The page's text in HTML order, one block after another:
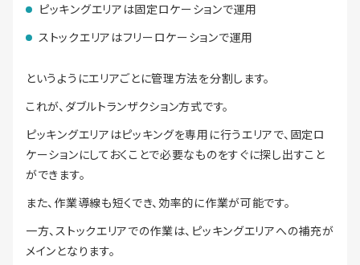
ピッキングエリアは固定ロケーションで運用
ストックエリアはフリーロケーションで運用
というようにエリアごとに管理方法を分割します。
これが、ダブルトランザクション方式です。
ピッキングエリアはピッキングを専用に行うエリアで、固定ロ
ケーションにしておくことで必要なものをすぐに探し出すこと
ができます。
また、作業導線も短くでき、効率的に作業が可能です。
一方、ストックエリアでの作業は、ピッキングエリアへの補充が
メインとなります。